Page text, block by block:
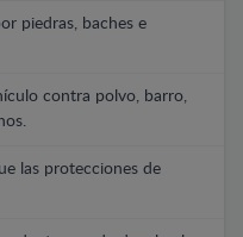
piedras, baches e
contra polvo, barro,
las protecciones de